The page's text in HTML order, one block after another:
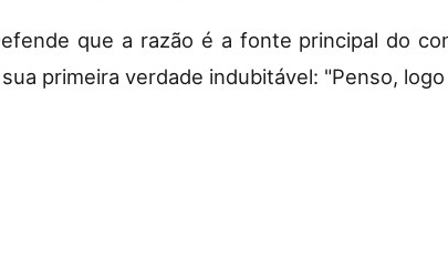
que a razão é a fonte principal do
primeira verdade indubitável: "Penso,